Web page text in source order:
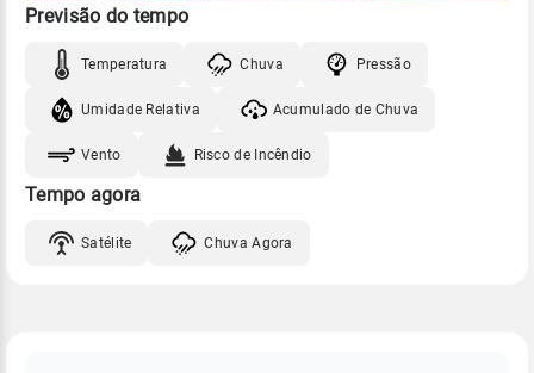
Previsão do tempo
Temperatura Chuva Pressão
Umidade Relativa Acumulado de Chuva
Vento Risco de Incêndio
Tempo agora
Satélite Chuva Agora